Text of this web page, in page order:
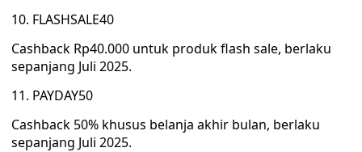
10. FLASHSALE40
Cashback Rp40.000 untuk produk flash sale, berlaku
sepanjang Juli 2025.
11. PAYDAY50
Cashback 50% khusus belanja akhir bulan, berlaku
sepanjang Juli 2025.